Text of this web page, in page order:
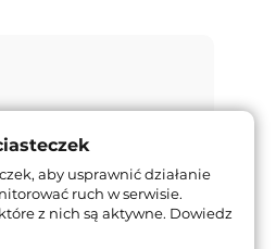
aby usprawnić działanie
ruch w serwisie.
z nich są aktywne. Dowiedz